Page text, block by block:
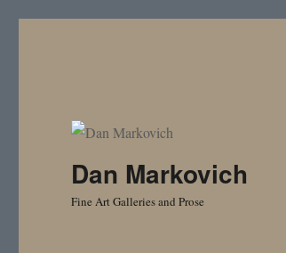
Dan Markovich
Fine Art Galleries and Prose